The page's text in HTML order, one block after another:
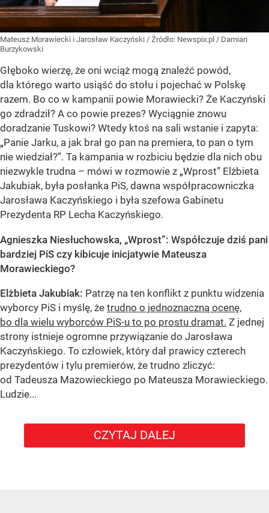
Mateusz Morawiecki i Jarosław Kaczyński / Źródło: Newspix.pl / Damian
Burzykowski
Głęboko wierzę, że oni wciąż mogą znaleźć powód,
dla którego warto usiąść do stołu i pojechać w Polskę
razem. Bo co w kampanii powie Morawiecki? Że Kaczyński
go zdradził? A co powie prezes? Wyciągnie znowu
doradzanie Tuskowi? Wtedy ktoś na sali wstanie i zapyta:
„Panie Jarku, a jak brał go pan na premiera, to pan o tym
nie wiedział?”. Ta kampania w rozbiciu będzie dla nich obu
niezwykle trudna – mówi w rozmowie z „Wprost” Elżbieta
Jakubiak, była posłanka PiS, dawna współpracowniczka
Jarosława Kaczyńskiego i była szefowa Gabinetu
Prezydenta RP Lecha Kaczyńskiego.
Agnieszka Niesłuchowska, „Wprost”: Współczuje dziś pani
bardziej PiS czy kibicuje inicjatywie Mateusza
Morawieckiego?
Elżbieta Jakubiak: Patrzę na ten konflikt z punktu widzenia
wyborcy PiS i myślę, że trudno o jednoznaczną ocenę,
bo dla wielu wyborców PiS-u to po prostu dramat. Z jednej
strony istnieje ogromne przywiązanie do Jarosława
Kaczyńskiego. To człowiek, który dał prawicy czterech
prezydentów i tylu premierów, że trudno zliczyć:
od Tadeusza Mazowieckiego po Mateusza Morawieckiego.
Ludzie...
CZYTAJ DALEJ